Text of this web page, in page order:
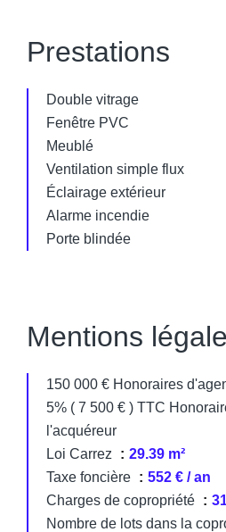
Prestations
Double vitrage
Fenêtre PVC
Meublé
Ventilation simple flux
Éclairage extérieur
Alarme incendie
Porte blindée
Mentions
150 000 € Honoraires
5% ( 7 500 € ) TTC
l'acquéreur
Loi Carrez
29.39 m²
Taxe foncière
552 € / an
Charges de copropriété
Nombre de lots dans la